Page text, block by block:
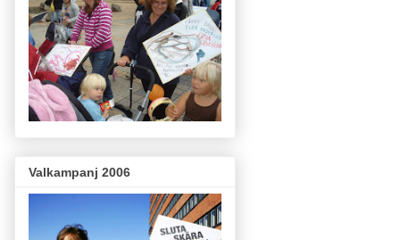
Valkampanj 2006